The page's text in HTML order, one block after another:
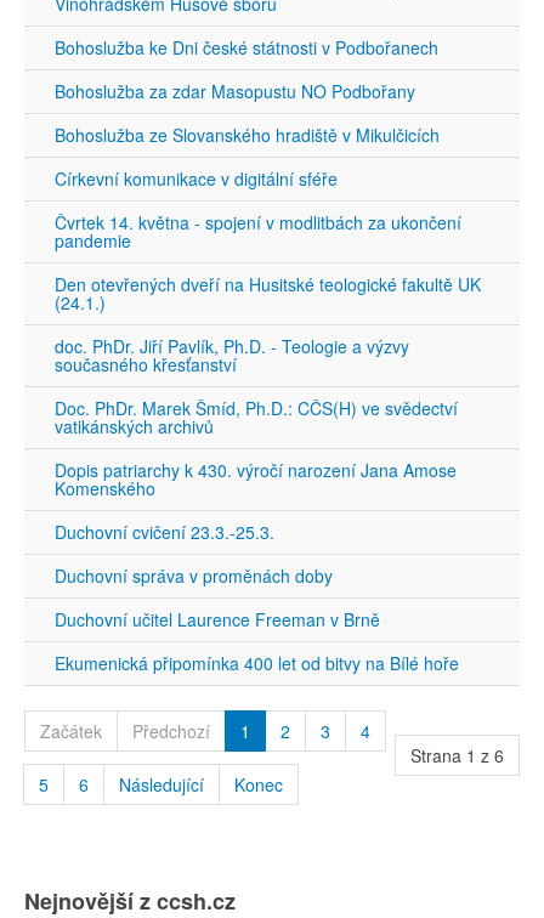
Bohoslužba ke Dni české státnosti v Podbořanech
Bohoslužba za zdar Masopustu NO Podbořany
Bohoslužba ze Slovanského hradiště v Mikulčicích
Církevní komunikace v digitální sféře
Čvrtek 14. května - spojení v modlitbách za ukončení
pandemie
Den otevřených dveří na Husitské teologické fakultě UK
(24.1.)
doc. PhDr. Jiří Pavlík, Ph.D. - Teologie a výzvy
současného křesťanství
Doc. PhDr. Marek Šmíd, Ph.D.: CČS(H) ve svědectví
vatikánských archivů
Dopis patriarchy k 430. výročí narození Jana Amose
Komenského
Duchovní cvičení 23.3.-25.3.
Duchovní správa v proměnách doby
Duchovní učitel Laurence Freeman v Brně
Ekumenická připomínka 400 let od bitvy na Bílé hoře
Strana 1 z 6
Začátek Předchozí 1 2 3 4
5 6 Následující Konec
Nejnovější z ccsh.cz